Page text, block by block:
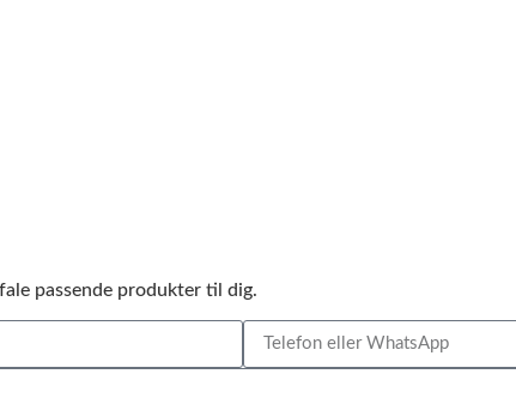
passende produkter til dig.